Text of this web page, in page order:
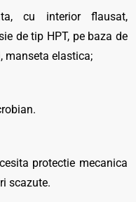
cu interior flausat,
de tip HPT, pe baza de
manseta elastica;
protectie mecanica
scazute.